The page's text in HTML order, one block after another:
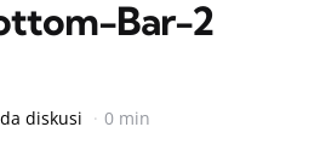
Bar-2
diskusi 0 min